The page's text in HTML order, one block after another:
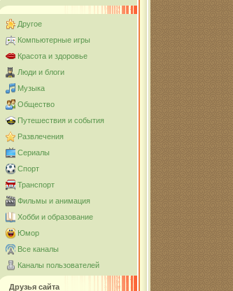
Другое
Компьютерные игры
Красота и здоровье
Люди и блоги
Музыка
Общество
Путешествия и события
Развлечения
Сериалы
Спорт
Транспорт
Фильмы и анимация
Хобби и образование
Юмор
Все каналы
Каналы пользователей
Друзья сайта